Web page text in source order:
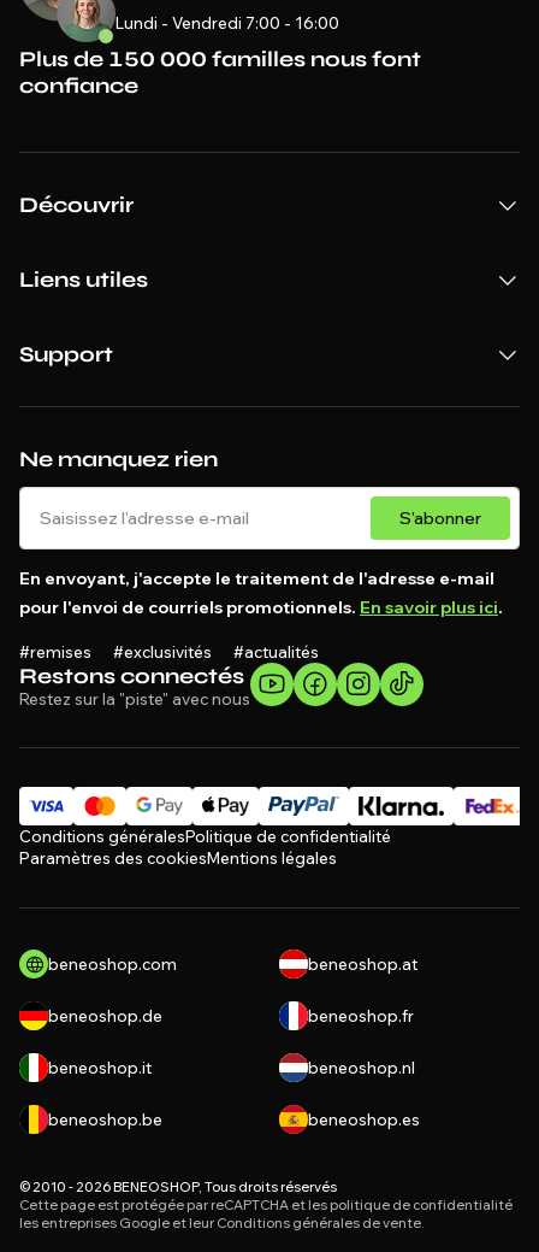
Restons connectés
Restez sur la "piste" avec nous
Ne manquez rien
S'abonner
En envoyant, j'accepte le traitement de l'adresse e-mail
pour l'envoi de courriels promotionnels. En savoir plus ici.
#remises #exclusivités #actualités
Lundi - Vendredi 7:00 - 16:00
Plus de 150 000 familles nous font
confiance
Découvrir
Liens utiles
Support
Conditions généralesPolitique de confidentialité
Paramètres des cookiesMentions légales
beneoshop.com beneoshop.at
beneoshop.de beneoshop.fr
beneoshop.it beneoshop.nl
beneoshop.be beneoshop.es
© 2010 - 2026 BENEOSHOP, Tous droits réservés
Cette page est protégée par reCAPTCHA et les politique de confidentialité
les entreprises Google et leur Conditions générales de vente.